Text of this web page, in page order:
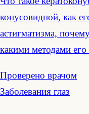
конусовидной, как
астигматизма,
какими методами его
Проверено врачом
Заболевания глаз